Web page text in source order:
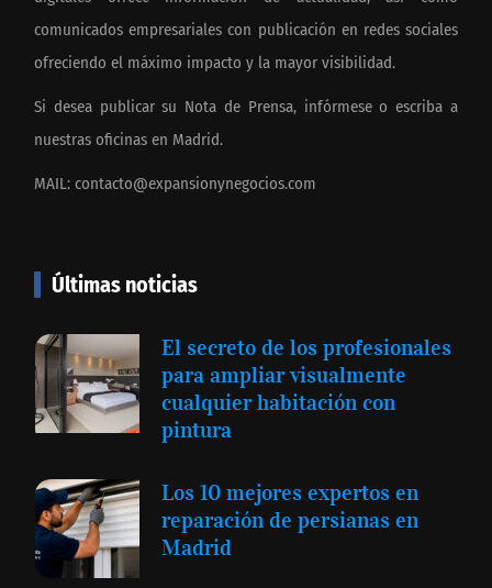
comunicados empresariales con publicación en redes sociales
ofreciendo el máximo impacto y la mayor visibilidad.
Si desea publicar su Nota de Prensa, infórmese o escriba a
nuestras oficinas en Madrid.
MAIL: contacto@expansionynegocios.com
Últimas noticias
El secreto de los profesionales
para ampliar visualmente
cualquier habitación con
pintura
Los 10 mejores expertos en
reparación de persianas en
Madrid